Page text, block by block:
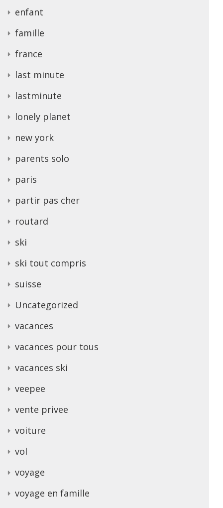
enfant
famille
france
last minute
lastminute
lonely planet
new york
parents solo
paris
partir pas cher
routard
ski
ski tout compris
suisse
Uncategorized
vacances
vacances pour tous
vacances ski
veepee
vente privee
voiture
vol
voyage
voyage en famille